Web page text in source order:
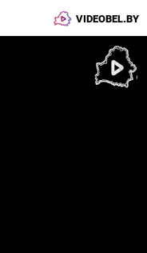
VIDEOBEL.BY